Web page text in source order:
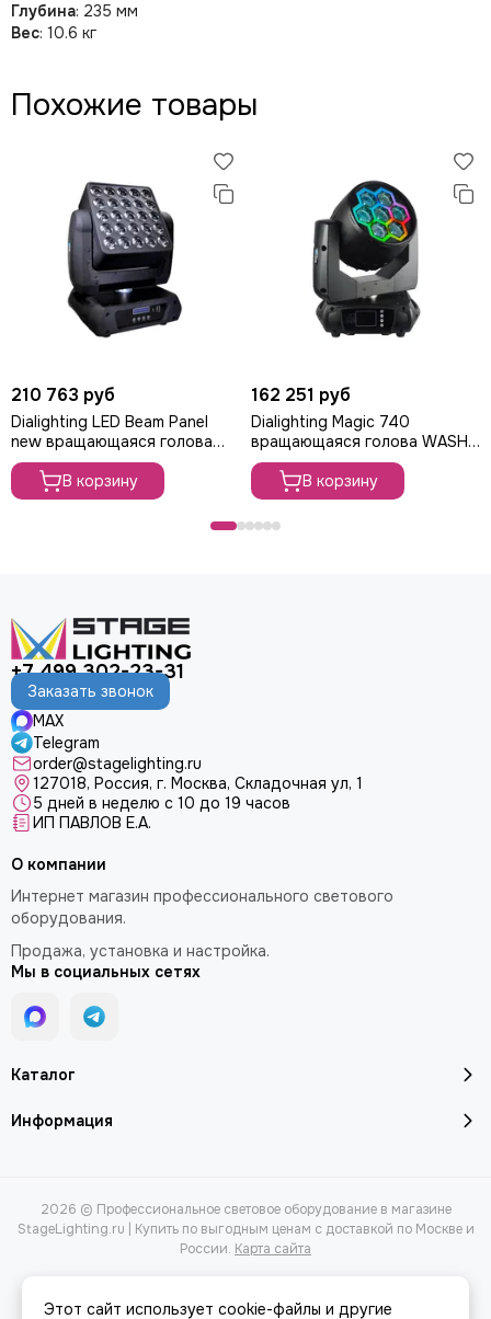
Глубина: 235 мм
Вес: 10.6 кг
Похожие товары
210 763 руб
Dialighting LED Beam Panel
new вращающаяся голова
Wash, 250Вт
В корзину
162 251 руб
Dialighting Magic 740
вращающаяся голова WASH,
280Вт
В корзину
+7 499 302-23-31
Заказать звонок
MAX
Telegram
order@stagelighting.ru
127018, Россия, г. Москва, Складочная ул, 1
5 дней в неделю с 10 до 19 часов
ИП ПАВЛОВ Е.А.
Каталог
Информация
О компании
Интернет магазин профессионального светового
оборудования.
Продажа, установка и настройка.
Мы в социальных сетях
2026 © Профессиональное световое оборудование в магазине
StageLighting.ru | Купить по выгодным ценам с доставкой по Москве и
России. Карта сайта
Этот сайт использует cookie-файлы и другие